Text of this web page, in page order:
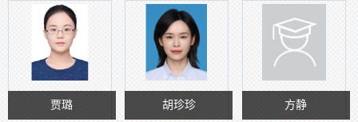
贾璐 胡珍珍 方静